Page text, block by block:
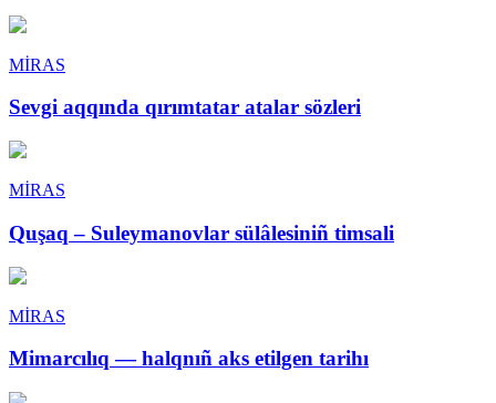
MİRAS
Sevgi aqqında qırımtatar atalar sözleri
MİRAS
Quşaq – Suleymanovlar sülâlesiniñ timsali
MİRAS
Mimarcılıq — halqnıñ aks etilgen tarihı